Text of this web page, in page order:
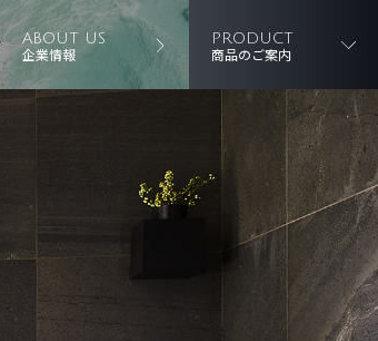
ABOUT US
企業情報
PRODUCT
商品のご案内